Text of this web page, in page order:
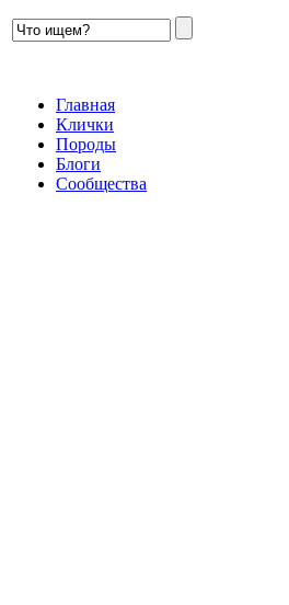
Главная
Клички
Породы
Блоги
Сообщества